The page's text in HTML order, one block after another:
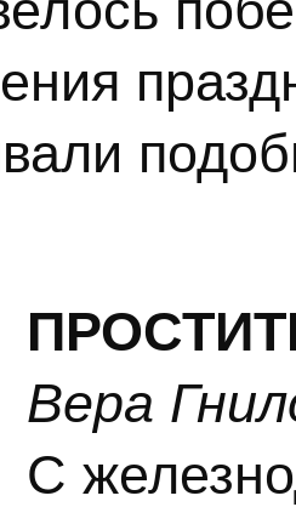
Вера
С